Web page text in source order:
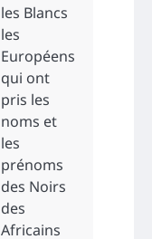
les Blancs
les
Européens
qui ont
pris les
noms et
les
prénoms
des Noirs
des
Africains